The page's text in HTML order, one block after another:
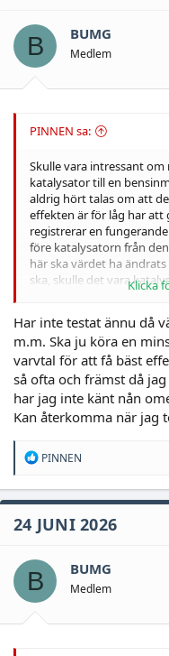
B BUMG
Medlem
PINNEN sa:
Skulle vara intressant
katalysator till en
aldrig hört talas om att
effekten är för låg har
registrerar en
före katalysatorn från
här ska värdet ha
ska, skulle det vara
och katalysatorn är
signalerna/åldring på
Detta är typ steg 1 som
om felsökning, att släcka
rengöring........ nja här
med bilar gör en
Klicka
Har inte testat ännu då
m.m. Ska ju köra en
varvtal för att få bäst
så ofta och främst då
har jag inte känt nån
Kan återkomma när jag
R
c
i
n
s
:
PINNEN
24 JUNI 2026
B BUMG
Medlem